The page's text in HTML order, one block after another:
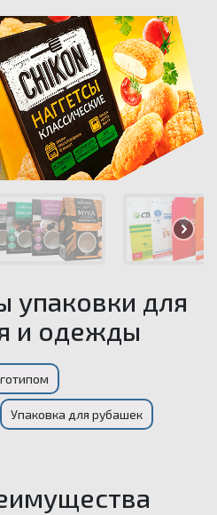
упаковки для
и одежды
Упаковка для рубашек